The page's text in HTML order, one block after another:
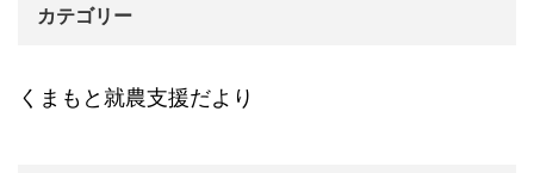
カテゴリー
くまもと就農支援だより